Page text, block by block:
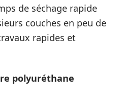
de séchage rapide
couches en peu de
rapides et
polyuréthane